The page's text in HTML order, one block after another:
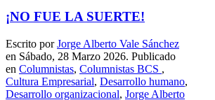
¡NO FUE LA SUERTE!
Escrito porJorge Alberto Vale Sánchez
en Sábado, 28 Marzo 2026. Publicado
en Columnistas, Columnistas BCS ,
Cultura Empresarial, Desarrollo humano,
Desarrollo organizacional, Jorge Alberto